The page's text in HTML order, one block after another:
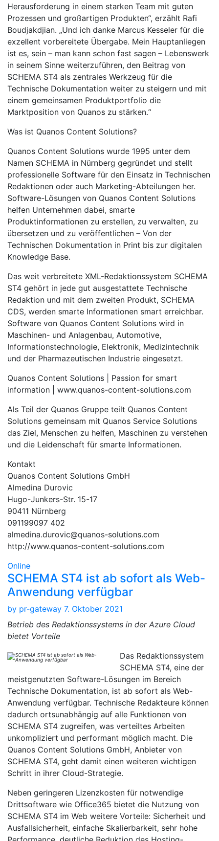
Herausforderung in einem starken Team mit guten
Prozessen und großartigen Produkten“, erzählt Rafi
Boudjakdjian. „Und ich danke Marcus Kesseler für die
exzellent vorbereitete Übergabe. Mein Hauptanliegen
ist es, sein – man kann schon fast sagen – Lebenswerk
in seinem Sinne weiterzuführen, den Beitrag von
SCHEMA ST4 als zentrales Werkzeug für die
Technische Dokumentation weiter zu steigern und mit
einem gemeinsamen Produktportfolio die
Marktposition von Quanos zu stärken.“
Was ist Quanos Content Solutions?
Quanos Content Solutions wurde 1995 unter dem
Namen SCHEMA in Nürnberg gegründet und stellt
professionelle Software für den Einsatz in Technischen
Redaktionen oder auch Marketing-Abteilungen her.
Software-Lösungen von Quanos Content Solutions
helfen Unternehmen dabei, smarte
Produktinformationen zu erstellen, zu verwalten, zu
übersetzen und zu veröffentlichen – Von der
Technischen Dokumentation in Print bis zur digitalen
Knowledge Base.
Das weit verbreitete XML-Redaktionssystem SCHEMA
ST4 gehört in jede gut ausgestattete Technische
Redaktion und mit dem zweiten Produkt, SCHEMA
CDS, werden smarte Informationen smart erreichbar.
Software von Quanos Content Solutions wird in
Maschinen- und Anlagenbau, Automotive,
Informationstechnologie, Elektronik, Medizintechnik
und der Pharmazeutischen Industrie eingesetzt.
Quanos Content Solutions | Passion for smart
information | www.quanos-content-solutions.com
Als Teil der Quanos Gruppe teilt Quanos Content
Solutions gemeinsam mit Quanos Service Solutions
das Ziel, Menschen zu helfen, Maschinen zu verstehen
und die Leidenschaft für smarte Informationen.
Kontakt
Quanos Content Solutions GmbH
Almedina Durovic
Hugo-Junkers-Str. 15-17
90411 Nürnberg
091199097 402
almedina.durovic@quanos-solutions.com
http://www.quanos-content-solutions.com
Online
SCHEMA ST4 ist ab sofort als Web-
Anwendung verfügbar
by pr-gateway 7. Oktober 2021
Betrieb des Redaktionssystems in der Azure Cloud
bietet Vorteile
Das Redaktionssystem
SCHEMA ST4, eine der
meistgenutzten Software-Lösungen im Bereich
Technische Dokumentation, ist ab sofort als Web-
Anwendung verfügbar. Technische Redakteure können
dadurch ortsunabhängig auf alle Funktionen von
SCHEMA ST4 zugreifen, was verteiltes Arbeiten
unkompliziert und performant möglich macht. Die
Quanos Content Solutions GmbH, Anbieter von
SCHEMA ST4, geht damit einen weiteren wichtigen
Schritt in ihrer Cloud-Strategie.
Neben geringeren Lizenzkosten für notwendige
Drittsoftware wie Office365 bietet die Nutzung von
SCHEMA ST4 im Web weitere Vorteile: Sicherheit und
Ausfallsicherheit, einfache Skalierbarkeit, sehr hohe